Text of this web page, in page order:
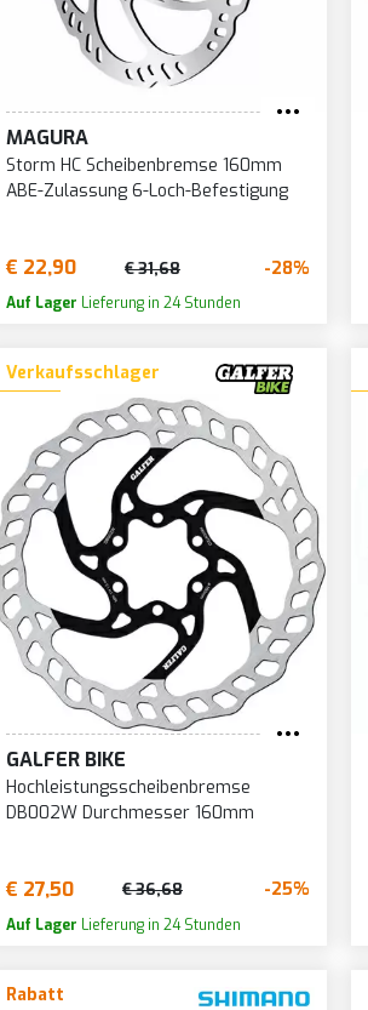
342
372
67
72
76
80
83
84
85
86
90
93
95
96
97
99
N / A
MAGURA
Storm HC Scheibenbremse 160mm
ABE-Zulassung 6-Loch-Befestigung
€ 22,90 € 31,68 -28%
Auf Lager Lieferung in 24 Stunden
Verkaufsschlager
GALFER BIKE
Hochleistungsscheibenbremse
DB002W Durchmesser 160mm
€ 27,50 € 36,68 -25%
Auf Lager Lieferung in 24 Stunden
Rabatt